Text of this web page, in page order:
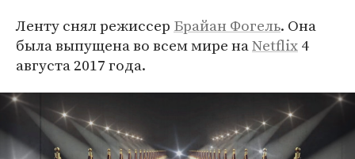
Ленту снял режиссер Брайан Фогель. Она
была выпущена во всем мире наNetflix4
августа 2017 года.